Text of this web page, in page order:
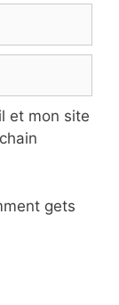
et mon site
gets